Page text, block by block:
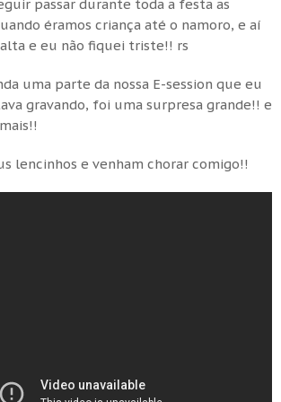
passar durante toda a festa as
éramos criança até o namoro, e aí
e eu não fiquei triste!! rs
uma parte da nossa E-session que eu
gravando, foi uma surpresa grande!! e
lencinhos e venham chorar comigo!!